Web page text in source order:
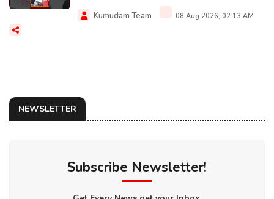
Kumudam Team 08 Aug 2026, 02:13 AM
NEWSLETTER
Subscribe Newsletter!